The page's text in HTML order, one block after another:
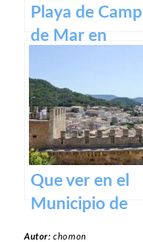
Playa de Camp
de Mar en
Que ver en el
Municipio de
Autor:chomon